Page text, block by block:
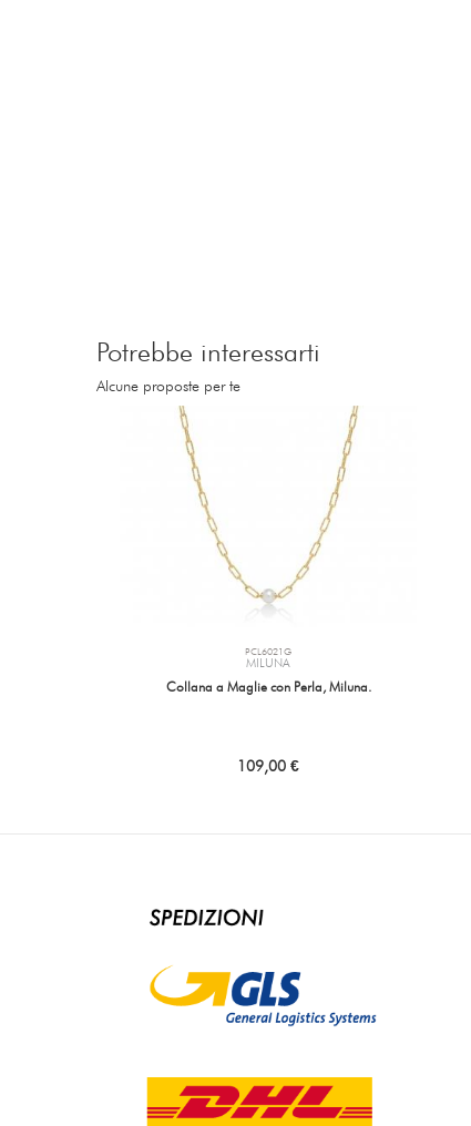
Potrebbe interessarti
Alcune proposte per te
PCL6021G
MILUNA
Collana a Maglie con Perla, Miluna.
109,00 €